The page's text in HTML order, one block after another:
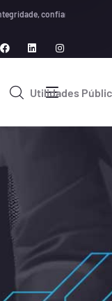
confiança e
Utilidades